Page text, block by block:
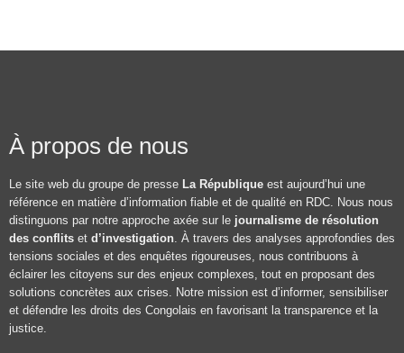
À propos de nous
Le site web du groupe de presse La République est aujourd’hui une
référence en matière d’information fiable et de qualité en RDC. Nous nous
distinguons par notre approche axée sur le journalisme de résolution
des conflits et d’investigation. À travers des analyses approfondies des
tensions sociales et des enquêtes rigoureuses, nous contribuons à
éclairer les citoyens sur des enjeux complexes, tout en proposant des
solutions concrètes aux crises. Notre mission est d’informer, sensibiliser
et défendre les droits des Congolais en favorisant la transparence et la
justice.